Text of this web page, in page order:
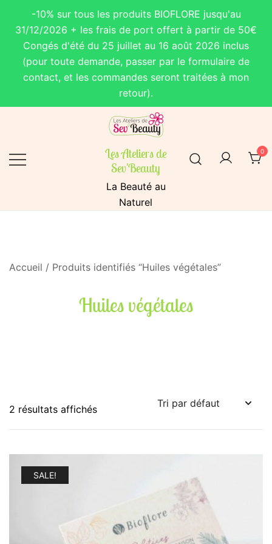
-10% sur tous les produits BIOFLORE jusqu'au
31/12/2026 + les frais de port offert à partir de 50€
Congés d'été du 25 juillet au 16 août 2026 inclus
(pour toute demande, passer par le formulaire de
contact, et les commandes seront traitées à mon
retour).
Les Ateliers de
Sev'Beauty
La Beauté au
Naturel
0
Accueil / Produits identifiés “Huiles végétales”
Huiles végétales
2 résultats affichés
SALE!